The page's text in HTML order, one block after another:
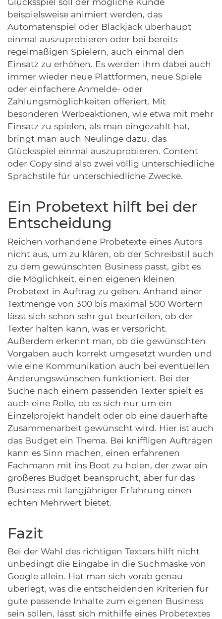
beispielsweise animiert werden, das
Automatenspiel oder Blackjack überhaupt
einmal auszuprobieren oder bei bereits
regelmäßigen Spielern, auch einmal den
Einsatz zu erhöhen. Es werden ihm dabei auch
immer wieder neue Plattformen, neue Spiele
oder einfachere Anmelde- oder
Zahlungsmöglichkeiten offeriert. Mit
besonderen Werbeaktionen, wie etwa mit mehr
Einsatz zu spielen, als man eingezahlt hat,
bringt man auch Neulinge dazu, das
Glücksspiel einmal auszuprobieren. Content
oder Copy sind also zwei völlig unterschiedliche
Sprachstile für unterschiedliche Zwecke.
Ein Probetext hilft bei der
Entscheidung
Reichen vorhandene Probetexte eines Autors
nicht aus, um zu klären, ob der Schreibstil auch
zu dem gewünschten Business passt, gibt es
die Möglichkeit, einen eigenen kleinen
Probetext in Auftrag zu geben. Anhand einer
Textmenge von 300 bis maximal 500 Wörtern
lässt sich schon sehr gut beurteilen, ob der
Texter halten kann, was er verspricht.
Außerdem erkennt man, ob die gewünschten
Vorgaben auch korrekt umgesetzt wurden und
wie eine Kommunikation auch bei eventuellen
Änderungswünschen funktioniert. Bei der
Suche nach einem passenden Texter spielt es
auch eine Rolle, ob es sich nur um ein
Einzelprojekt handelt oder ob eine dauerhafte
Zusammenarbeit gewünscht wird. Hier ist auch
das Budget ein Thema. Bei kniffligen Aufträgen
kann es Sinn machen, einen erfahrenen
Fachmann mit ins Boot zu holen, der zwar ein
größeres Budget beansprucht, aber für das
Business mit langjähriger Erfahrung einen
echten Mehrwert bietet.
Fazit
Bei der Wahl des richtigen Texters hilft nicht
unbedingt die Eingabe in die Suchmaske von
Google allein. Hat man sich vorab genau
überlegt, was die entscheidenden Kriterien für
gute passende Inhalte zum eigenen Business
sein sollen, lässt sich mithilfe eines Probetextes